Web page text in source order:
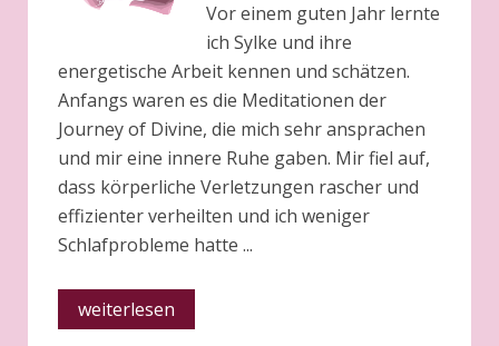
Vor einem guten Jahr lernte
ich Sylke und ihre
energetische Arbeit kennen und schätzen.
Anfangs waren es die Meditationen der
Journey of Divine, die mich sehr ansprachen
und mir eine innere Ruhe gaben. Mir fiel auf,
dass körperliche Verletzungen rascher und
effizienter verheilten und ich weniger
Schlafprobleme hatte ...
weiterlesen